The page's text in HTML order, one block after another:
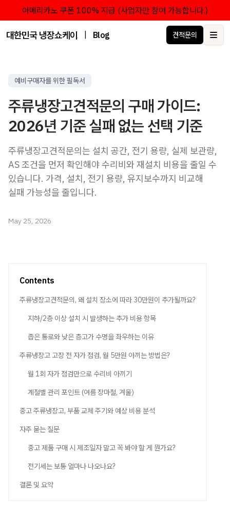
아메리카노 쿠폰 100% 지급 (사업자만 참여 가능합니다.)
대한민국 냉장쇼케이스 점유율 1위 브랜드 한성쇼케이스
Blog 견적문의
예비구매자를 위한 필독서
주류냉장고견적문의 구매 가이드:
2026년 기준 실패 없는 선택 기준
주류냉장고견적문의는 설치 공간, 전기 용량, 실제 보관량,
AS 조건을 먼저 확인해야 수리비와 재설치 비용을 줄일 수
있습니다. 가격, 설치, 전기 용량, 유지보수까지 비교해
실패 가능성을 줄입니다.
May 25, 2026
Contents
주류냉장고견적문의, 왜 설치 장소에 따라 30만원이 추가될까요?
지하/2층 이상 설치 시 발생하는 추가 비용 항목
좁은 통로와 낮은 층고가 수명을 좌우하는 이유
주류냉장고 고장 전 자가 점검, 월 5만원 아끼는 방법은?
월 1회 자가 점검만으로 수리비 아끼기
계절별 관리 포인트 (여름 장마철, 겨울)
중고 주류냉장고, 부품 교체 주기와 예상 비용 분석
자주 묻는 질문
중고 제품 구매 시 제조일자 말고 꼭 봐야 할 게 뭔가요?
전기세는 보통 얼마나 나오나요?
결론 및 요약